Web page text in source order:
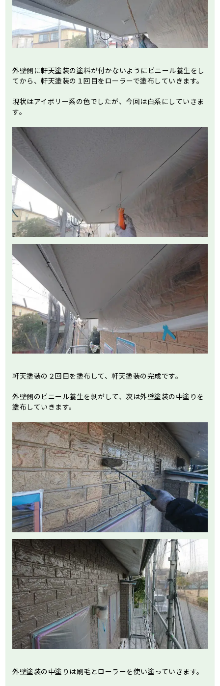
外壁側に軒天塗装の塗料が付かないようにビニール養生をし
てから、軒天塗装の１回目をローラーで塗布していきます。
現状はアイボリー系の色でしたが、今回は白系にしていきま
す。
軒天塗装の２回目を塗布して、軒天塗装の完成です。
外壁側のビニール養生を剝がして、次は外壁塗装の中塗りを
塗布していきます。
外壁塗装の中塗りは刷毛とローラーを使い塗っていきます。